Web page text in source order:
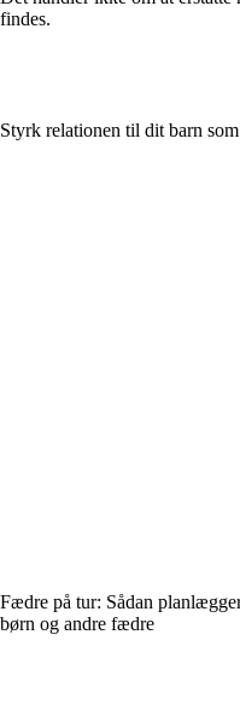
findes.
Styrk relationen til dit barn
Fædre på tur: Sådan
børn og andre fædre